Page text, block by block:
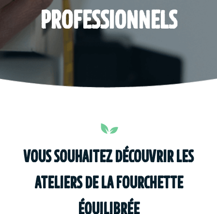
PROFESSIONNELS
VOUS SOUHAITEZ DÉCOUVRIR LES
ATELIERS DE LA FOURCHETTE
ÉQUILIBRÉE